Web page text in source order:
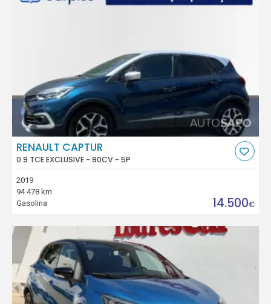
RENAULT CAPTUR
0.9 TCE EXCLUSIVE - 90CV - 5P
2019
94.478 km
Gasolina
14.500€